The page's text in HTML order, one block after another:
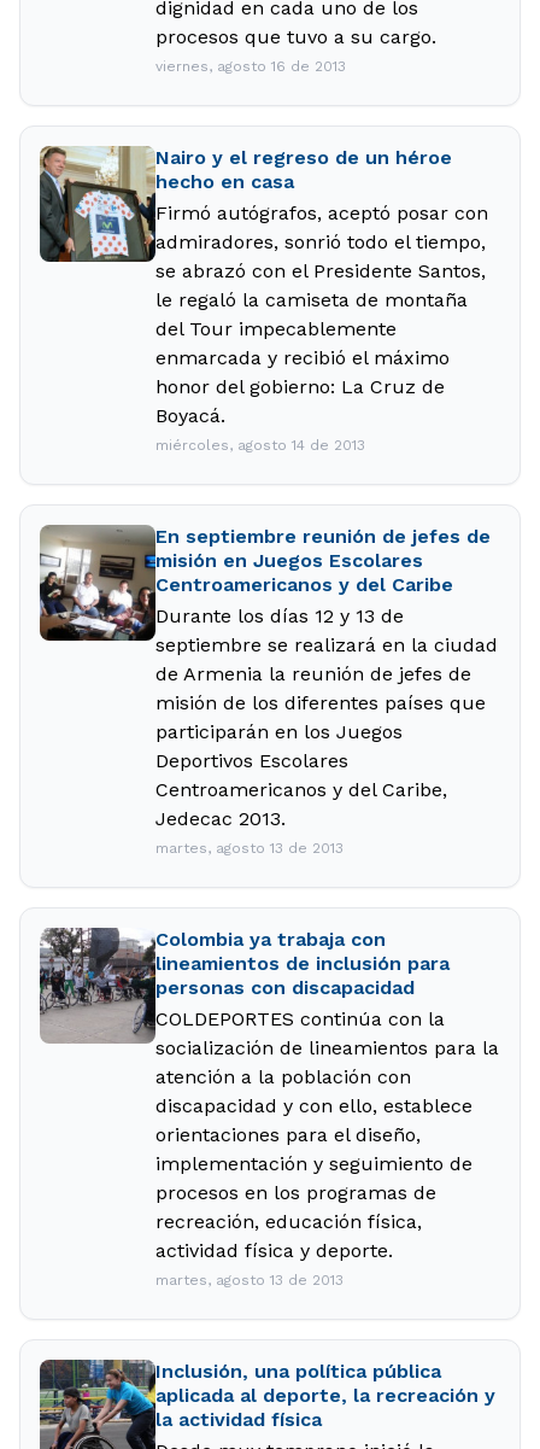
dignidad en cada uno de los
procesos que tuvo a su cargo.
viernes, agosto 16 de 2013
Nairo y el regreso de un héroe
hecho en casa
Firmó autógrafos, aceptó posar con
admiradores, sonrió todo el tiempo,
se abrazó con el Presidente Santos,
le regaló la camiseta de montaña
del Tour impecablemente
enmarcada y recibió el máximo
honor del gobierno: La Cruz de
Boyacá.
miércoles, agosto 14 de 2013
En septiembre reunión de jefes de
misión en Juegos Escolares
Centroamericanos y del Caribe
Durante los días 12 y 13 de
septiembre se realizará en la ciudad
de Armenia la reunión de jefes de
misión de los diferentes países que
participarán en los Juegos
Deportivos Escolares
Centroamericanos y del Caribe,
Jedecac 2013.
martes, agosto 13 de 2013
Colombia ya trabaja con
lineamientos de inclusión para
personas con discapacidad
COLDEPORTES continúa con la
socialización de lineamientos para la
atención a la población con
discapacidad y con ello, establece
orientaciones para el diseño,
implementación y seguimiento de
procesos en los programas de
recreación, educación física,
actividad física y deporte.
martes, agosto 13 de 2013
Inclusión, una política pública
aplicada al deporte, la recreación y
la actividad física